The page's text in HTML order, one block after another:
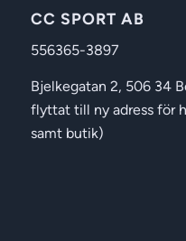
CC SPORT AB
556365-3897
Bjelkegatan 2, 506 34
flyttat till ny adress för
samt butik)